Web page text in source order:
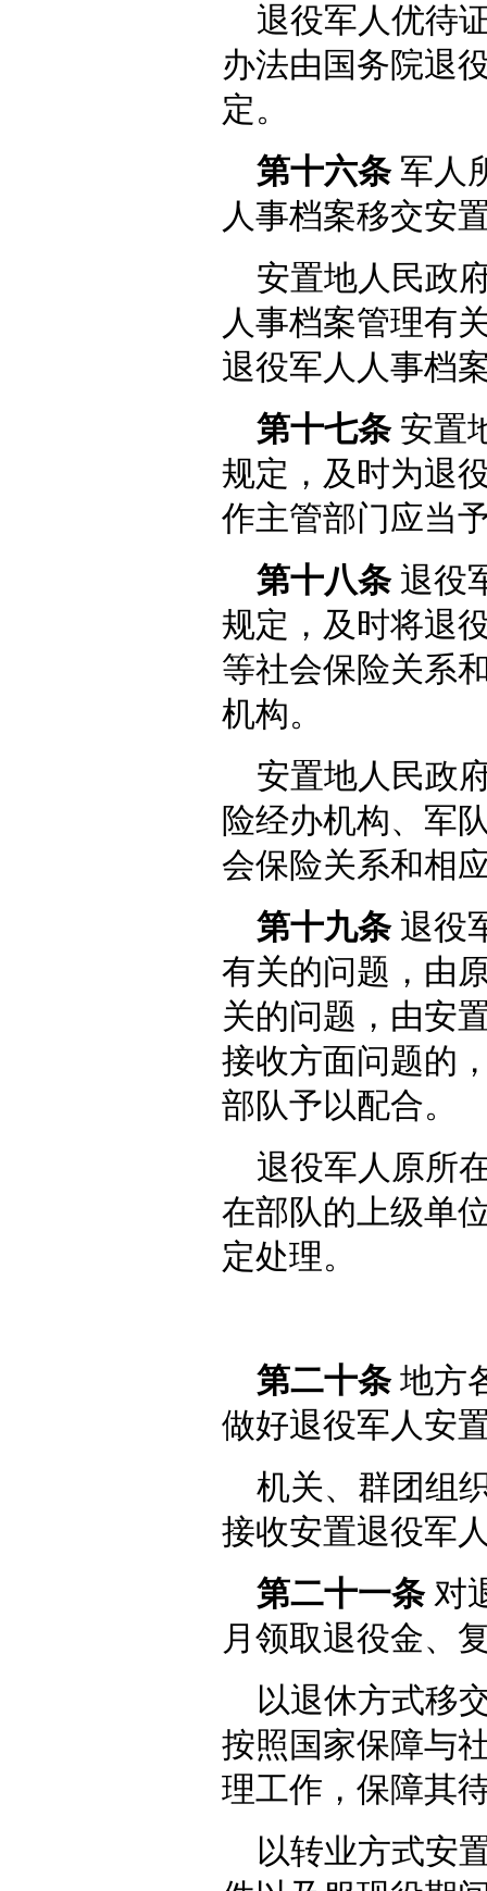
退役军人优待
办法由国务院退
定。
第十六条军人
人事档案移交安
安置地人民政
人事档案管理有
退役军人人事档
第十七条安置
规定，及时为退
作主管部门应当
第十八条退役
规定，及时将退
等社会保险关系
机构。
安置地人民政
险经办机构、军
会保险关系和相
第十九条退役
有关的问题，由
关的问题，由安
接收方面问题的
部队予以配合。
退役军人原所
在部队的上级单
定处理。
第二十条地方
做好退役军人安
机关、群团组
接收安置退役军
第二十一条对
月领取退役金、
以退休方式移
按照国家保障与
理工作，保障其
以转业方式安